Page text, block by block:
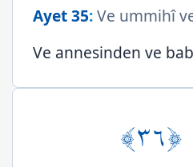
Ayet 35:Ve ummihî
Ve annesinden ve
﴿٣٦﴾